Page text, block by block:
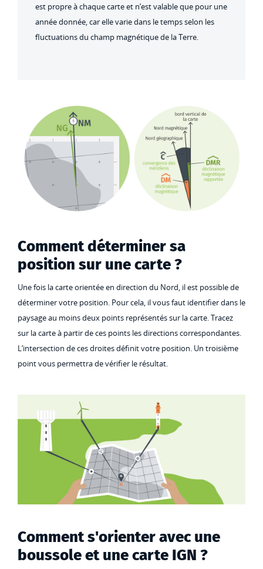
est propre à chaque carte et n’est valable que pour une
année donnée, car elle varie dans le temps selon les
fluctuations du champ magnétique de la Terre.
Comment déterminer sa
position sur une carte ?
Une fois la carte orientée en direction du Nord, il est possible de
déterminer votre position. Pour cela, il vous faut identifier dans le
paysage au moins deux points représentés sur la carte. Tracez
sur la carte à partir de ces points les directions correspondantes.
L’intersection de ces droites définit votre position. Un troisième
point vous permettra de vérifier le résultat.
Comment s'orienter avec une
boussole et une carte IGN ?